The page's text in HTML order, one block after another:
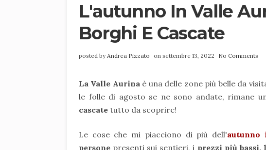
L'autunno In Valle
Borghi E Cascate
posted byAndrea Pizzato on settembre 13, 2022 No Comments
La Valle Aurinaè una delle zone più belle da
le folle di agosto se ne sono andate, rimane
cascate tutto da scoprire!
Le cose che mi piacciono di più dell'autunno
persone presenti sui sentieri, i prezzi più